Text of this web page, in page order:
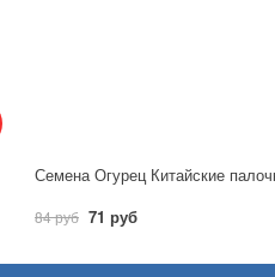
84 руб 71 руб